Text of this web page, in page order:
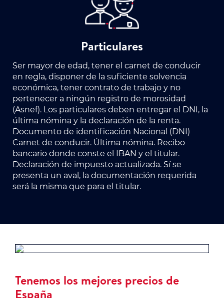
Particulares
Ser mayor de edad, tener el carnet de conducir
en regla, disponer de la suficiente solvencia
económica, tener contrato de trabajo y no
pertenecer a ningún registro de morosidad
(Asnef). Los particulares deben entregar el DNI, la
última nómina y la declaración de la renta.
Documento de identificación Nacional (DNI)
Carnet de conducir. Última nómina. Recibo
bancario donde conste el IBAN y el titular.
Declaración de impuesto actualizada. Sí se
presenta un aval, la documentación requerida
será la misma que para el titular.
Tenemos los mejores precios de
España